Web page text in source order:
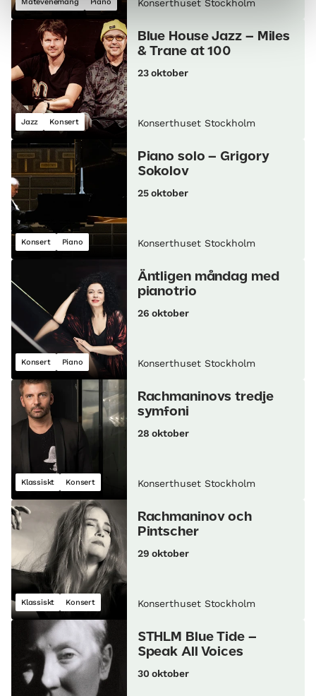
Konserthuset Stockholm
Jazz Konsert
Blue House Jazz – Miles
& Trane at 100
23 oktober
Konserthuset Stockholm
Konsert Piano
Piano solo – Grigory
Sokolov
25 oktober
Konserthuset Stockholm
Konsert Piano
Äntligen måndag med
pianotrio
26 oktober
Konserthuset Stockholm
Klassiskt Konsert
Rachmaninovs tredje
symfoni
28 oktober
Konserthuset Stockholm
Klassiskt Konsert
Rachmaninov och
Pintscher
29 oktober
Konserthuset Stockholm
STHLM Blue Tide –
Speak All Voices
30 oktober